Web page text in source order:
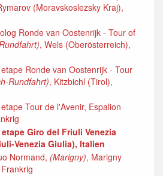
(Moravskoslezsky Kraj),
Ronde van Oostenrijk - Tour of
, Wels (Oberösterreich),
Ronde van Oostenrijk - Tour
Rundfahrt), Kitzbichl (Tirol),
Tour de l'Avenir, Espalion
etape Giro del Friuli Venezia
Venezia Giulia), Italien
Normand, (Marigny), Marigny